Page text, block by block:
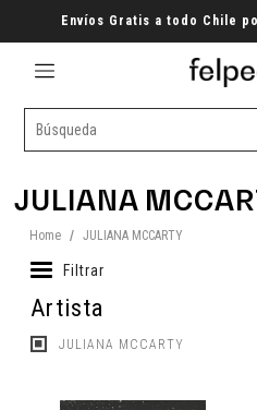
Envíos Gratis a todo Chile
JULIANA
Home / JULIANA MCCARTY
Filtrar
Artista
JULIANA MCCARTY